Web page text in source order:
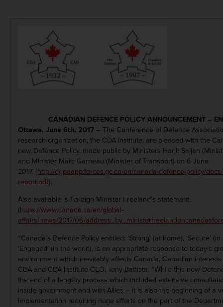
CANADIAN DEFENCE POLICY ANNOUNCEMENT –
Ottawa, June 6th, 2017– The Conference of Defence
research organization, the CDA Institute, are pleased with the
new Defence Policy, made public by Ministers Harjit Sajjan
and Minister Marc Garneau (Minister of Transport) on 6 June
2017. (http://dgpaapp.forces.gc.ca/en/canada-defence-policy/
report.pdf).
Also available is Foreign Minister Freeland’s statement.
(https://www.canada.ca/en/global-
affairs/news/2017/06/
“Canada’s Defence Policy entitled: ‘Strong’ (at home), ‘Secure’
‘Engaged’ (in the world), is an appropriate response to today’s
environment which inevitably affects Canada, Canadian
CDA and CDA Institute CEO, Tony Battista. “While this new
the end of a lengthy process which included extensive
inside government and with Allies – it is also the beginning of a
implementation requiring huge efforts on the part of the